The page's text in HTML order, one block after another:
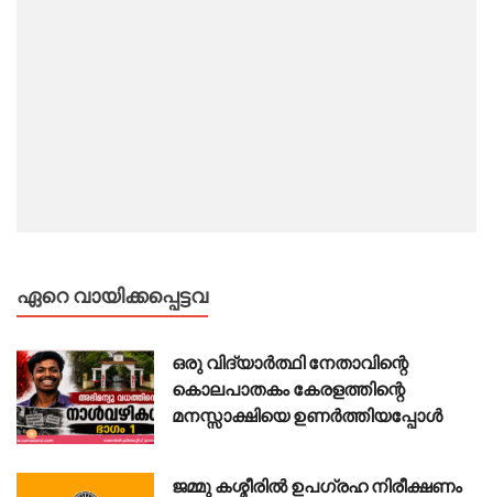
ഏറെ വായിക്കപ്പെട്ടവ
ഒരു വിദ്യാർത്ഥി നേതാവിന്റെ
കൊലപാതകം കേരളത്തിന്റെ
മനസ്സാക്ഷിയെ ഉണർത്തിയപ്പോൾ
ജമ്മു കശ്മീരിൽ ഉപഗ്രഹ നിരീക്ഷണം